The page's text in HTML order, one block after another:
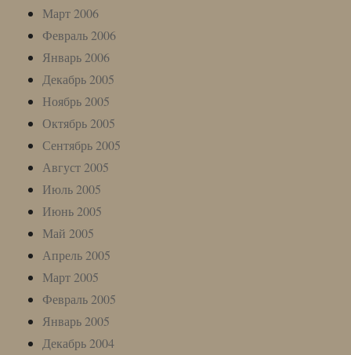
Март 2006
Февраль 2006
Январь 2006
Декабрь 2005
Ноябрь 2005
Октябрь 2005
Сентябрь 2005
Август 2005
Июль 2005
Июнь 2005
Май 2005
Апрель 2005
Март 2005
Февраль 2005
Январь 2005
Декабрь 2004